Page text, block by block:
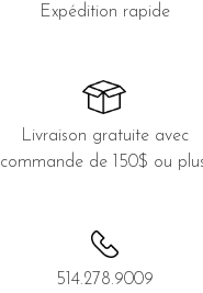
Expédition rapide
Livraison gratuite avec
commande de 150$ ou
514.278.9009